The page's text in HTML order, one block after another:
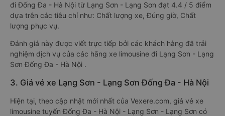
đi Đống Đa - Hà Nội từ Lạng Sơn - Lạng Sơn đạt 4.4 / 5 điểm
dựa trên các tiêu chí như: Chất lượng xe, Đúng giờ, Chất
lượng phục vụ.
Đánh giá này được viết trực tiếp bởi các khách hàng đã trải
nghiệm dịch vụ của các hãng xe limousine đi Lạng Sơn - Lạng
Sơn Đống Đa - Hà Nội .
3. Giá vé xe Lạng Sơn - Lạng Sơn Đống Đa - Hà Nội
Hiện tại, theo cập nhật mới nhất của Vexere.com, giá vé xe
limousine tuyến Đống Đa - Hà Nội - Lạng Sơn - Lạng Sơn có